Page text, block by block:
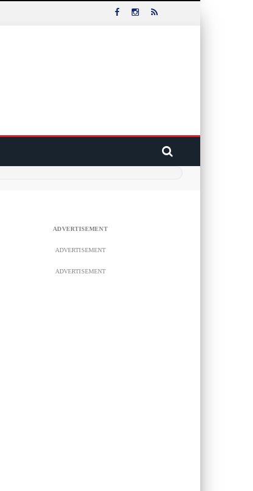
ADVERTISEMENT
ADVERTISEMENT
ADVERTISEMENT